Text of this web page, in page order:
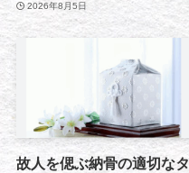
2026年8月5日
故人を偲ぶ納骨の適切なタ